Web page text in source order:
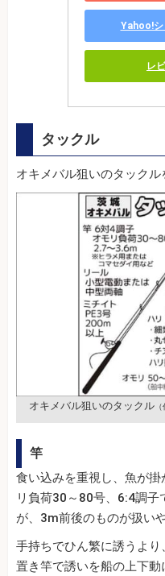
Yahoo!シ
レ
タックル
オキメバル狙いのタックル
オキメバル狙いのタックル
竿
食い込みを重視し、魚が
リ負荷30～80号、6:4調
が、3m前後のものが扱いや
手持ちでひん繁に誘うより
置き竿で誘いを船の上下